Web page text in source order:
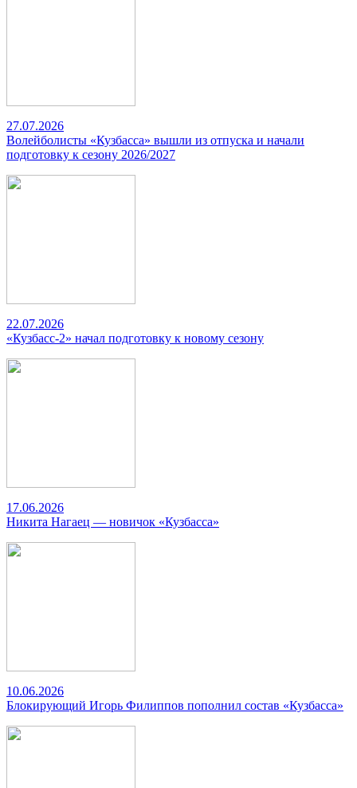
27.07.2026
Волейболисты «Кузбасса» вышли из отпуска и начали
подготовку к сезону 2026/2027
22.07.2026
«Кузбасс-2» начал подготовку к новому сезону
17.06.2026
Никита Нагаец — новичок «Кузбасса»
10.06.2026
Блокирующий Игорь Филиппов пополнил состав «Кузбасса»